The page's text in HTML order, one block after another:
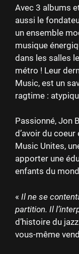
Avec 3 albums
aussi le
un ensemble
musique
dans les salles
métro ! Leur
Music, est un
ragtime :
Passionné, Jon
d’avoir du
Music Unites,
apporter une
enfants du
« Il ne se
partition. Il
d’histoire du
vous-même